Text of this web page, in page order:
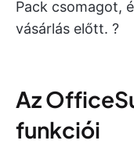
Pack csomagot,
vásárlás előtt. ?
Az
funkciói